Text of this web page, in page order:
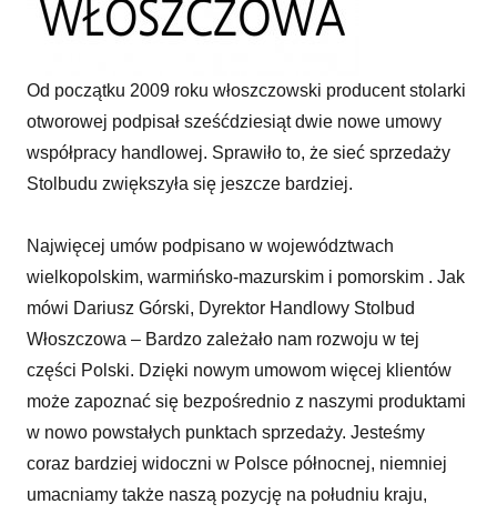
Od początku 2009 roku włoszczowski producent stolarki
otworowej podpisał sześćdziesiąt dwie nowe umowy
współpracy handlowej. Sprawiło to, że sieć sprzedaży
Stolbudu zwiększyła się jeszcze bardziej.
Najwięcej umów podpisano w województwach
wielkopolskim, warmińsko-mazurskim i pomorskim . Jak
mówi Dariusz Górski, Dyrektor Handlowy Stolbud
Włoszczowa – Bardzo zależało nam rozwoju w tej
części Polski. Dzięki nowym umowom więcej klientów
może zapoznać się bezpośrednio z naszymi produktami
w nowo powstałych punktach sprzedaży. Jesteśmy
coraz bardziej widoczni w Polsce północnej, niemniej
umacniamy także naszą pozycję na południu kraju,